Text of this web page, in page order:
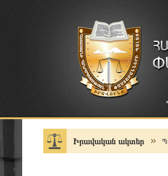
Իրավական ակտեր